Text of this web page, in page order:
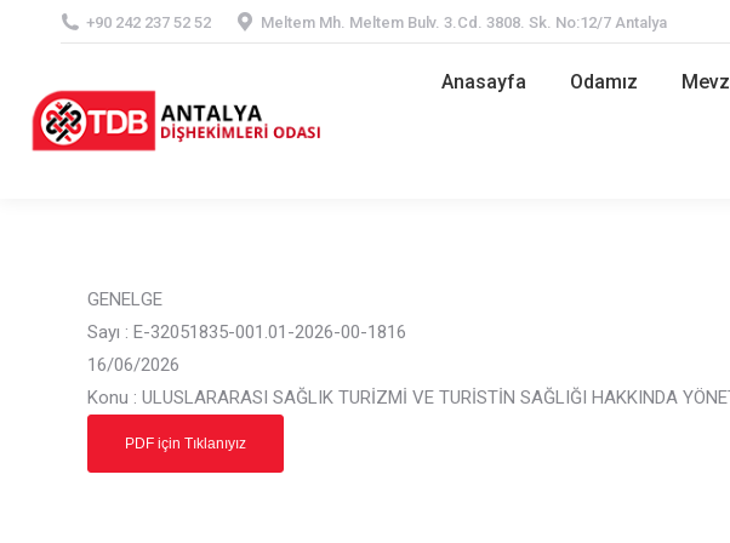
+90 242 237 52 52 Meltem Mh. Meltem Bulv. 3.Cd. 3808. Sk. No:12/7 Antalya
Anasayfa Odamız
GENELGE
Sayı : E-32051835-001.01-2026-00-1816
16/06/2026
Konu : ULUSLARARASI SAĞLIK TURİZMİ VE TURİSTİN SAĞLIĞI HAKKINDA
PDF için Tıklanıyız
Anasayfa Odamız